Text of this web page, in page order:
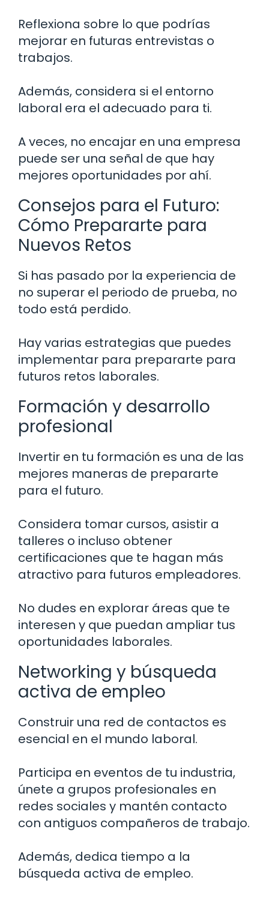
Reflexiona sobre lo que podrías
mejorar en futuras entrevistas o
trabajos.
Además, considera si el entorno
laboral era el adecuado para ti.
A veces, no encajar en una empresa
puede ser una señal de que hay
mejores oportunidades por ahí.
Consejos para el Futuro:
Cómo Prepararte para
Nuevos Retos
Si has pasado por la experiencia de
no superar el periodo de prueba, no
todo está perdido.
Hay varias estrategias que puedes
implementar para prepararte para
futuros retos laborales.
Formación y desarrollo
profesional
Invertir en tu formación es una de las
mejores maneras de prepararte
para el futuro.
Considera tomar cursos, asistir a
talleres o incluso obtener
certificaciones que te hagan más
atractivo para futuros empleadores.
No dudes en explorar áreas que te
interesen y que puedan ampliar tus
oportunidades laborales.
Networking y búsqueda
activa de empleo
Construir una red de contactos es
esencial en el mundo laboral.
Participa en eventos de tu industria,
únete a grupos profesionales en
redes sociales y mantén contacto
con antiguos compañeros de trabajo.
Además, dedica tiempo a la
búsqueda activa de empleo.